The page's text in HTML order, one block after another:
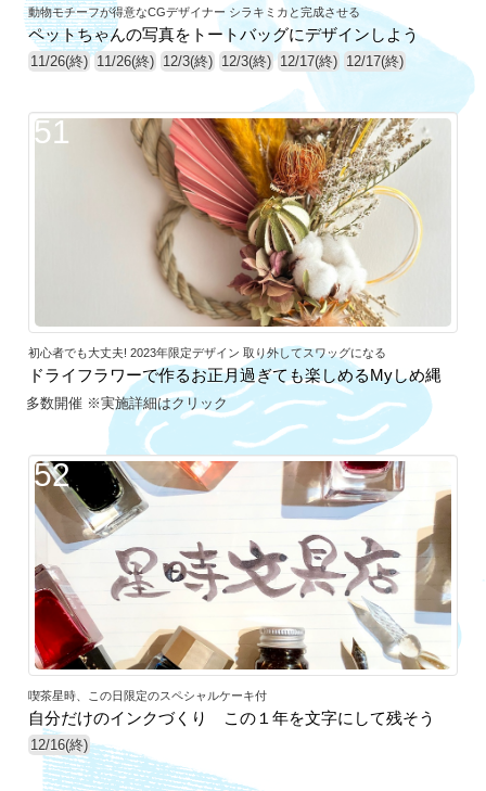
動物モチーフが得意なCGデザイナー シラキミカと完成させる
ペットちゃんの写真をトートバッグにデザインしよう
11/26(終) 11/26(終) 12/3(終) 12/3(終) 12/17(終) 12/17(終)
51
初心者でも大丈夫! 2023年限定デザイン 取り外してスワッグになる
ドライフラワーで作るお正月過ぎても楽しめるMyしめ縄
多数開催 ※実施詳細はクリック
52
喫茶星時、この日限定のスペシャルケーキ付
自分だけのインクづくり この１年を文字にして残そう
12/16(終)